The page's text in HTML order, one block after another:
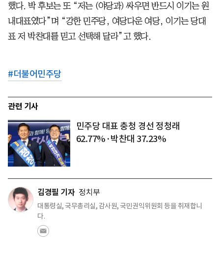
했다. 박 후보는 또 “저는 (야당과) 싸우면 반드시 이기는 원
내대표였다”며 “강한 민주당, 여당다운 여당, 이기는 당대
표 저 박찬대를 믿고 선택해 달라”고 했다.
#더불어민주당
관련 기사
민주당 대표 충청 경선 정청래
62.77%·박찬대 37.23%
김경필 기자 정치부
대통령실, 국무총리실, 감사원, 국민권익위원회 등을 취재합니
다.